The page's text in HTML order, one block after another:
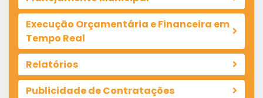
Execução Orçamentária e Financeira em
Tempo Real
Relatórios
Publicidade de Contratações